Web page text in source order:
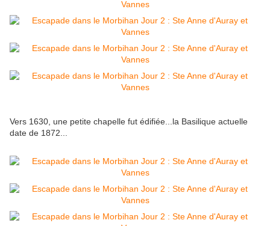
Vers 1630, une petite chapelle fut édifiée...la Basilique actuelle
date de 1872...